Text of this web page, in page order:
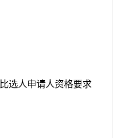
比选人申请人资格要求